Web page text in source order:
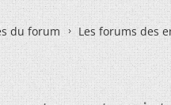
du forum Les forums des